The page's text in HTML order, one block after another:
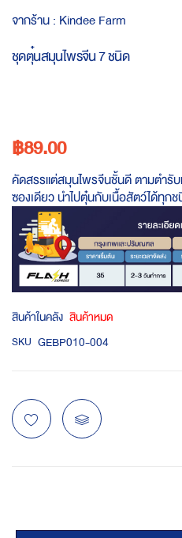
to
beginning
จากร้าน : Kindee Farm
ชุดตุ๋นสมุนไพรจีน 7 ชนิด
฿89.00
คัดสรรแต่สมุนไพรจีนชั้นดี ตามตำรั
ซองเดียว นำไปตุ๋นกับเนื้อสัตว์ได้ทุก
สินค้าในคลัง สินค้าหมด
SKU GEBP010-004